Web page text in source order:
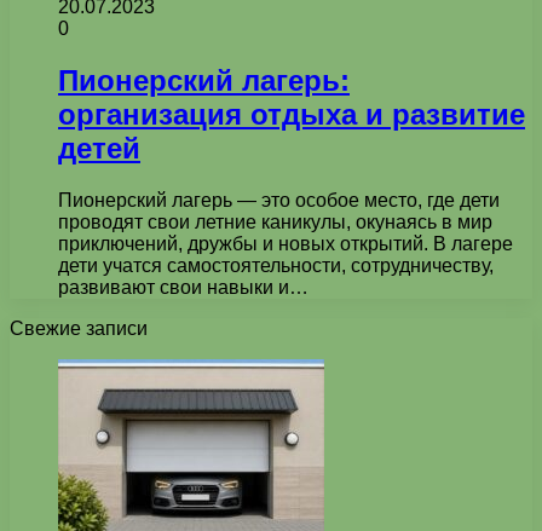
20.07.2023
0
Пионерский лагерь:
организация отдыха и развитие
детей
Пионерский лагерь — это особое место, где дети
проводят свои летние каникулы, окунаясь в мир
приключений, дружбы и новых открытий. В лагере
дети учатся самостоятельности, сотрудничеству,
развивают свои навыки и…
Свежие записи